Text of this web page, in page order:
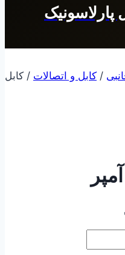
پارلاسونیک
/ کابل و اتصالات / کابل
فعلی